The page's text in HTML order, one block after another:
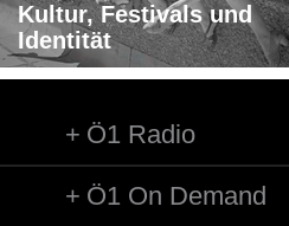
Kultur, Festivals und
Identität
Ö1 Radio
Ö1 On Demand